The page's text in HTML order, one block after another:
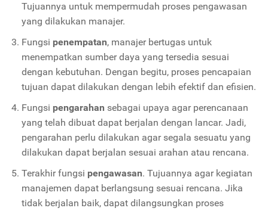
Tujuannya untuk mempermudah proses pengawasan
yang dilakukan manajer.
Fungsi penempatan, manajer bertugas untuk
menempatkan sumber daya yang tersedia sesuai
dengan kebutuhan. Dengan begitu, proses pencapaian
tujuan dapat dilakukan dengan lebih efektif dan efisien.
Fungsi pengarahan sebagai upaya agar perencanaan
yang telah dibuat dapat berjalan dengan lancar. Jadi,
pengarahan perlu dilakukan agar segala sesuatu yang
dilakukan dapat berjalan sesuai arahan atau rencana.
Terakhir fungsi pengawasan. Tujuannya agar kegiatan
manajemen dapat berlangsung sesuai rencana. Jika
tidak berjalan baik, dapat dilangsungkan proses